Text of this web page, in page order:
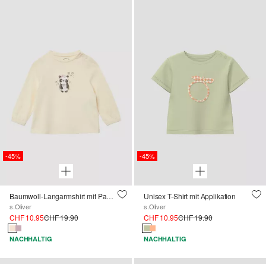
-45%
Baumwoll-Langarmshirt mit Panda-Motiv und Schleifen-Applikation
s.Oliver
CHF 10.95CHF 19.90
NACHHALTIG
-45%
Unisex T-Shirt mit Applikation
s.Oliver
CHF 10.95CHF 19.90
NACHHALTIG